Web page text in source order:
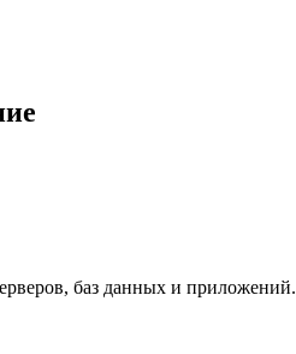
баз данных и приложений.